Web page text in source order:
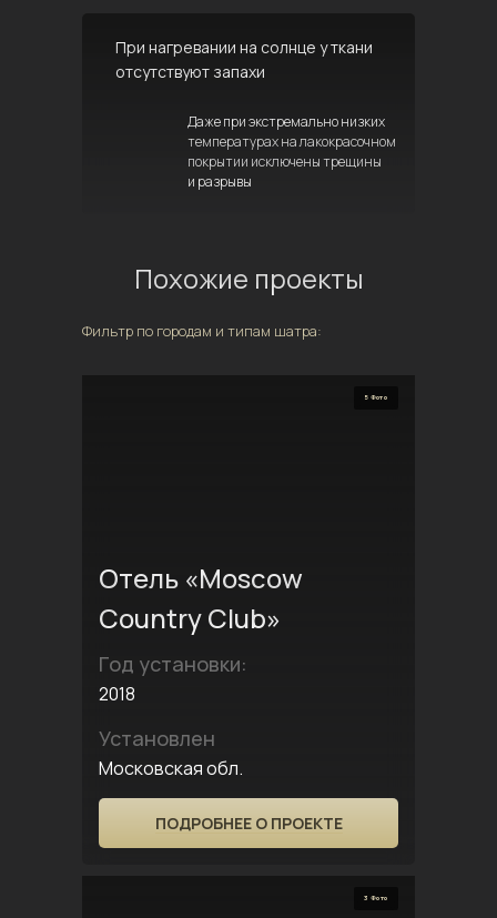
При нагревании на солнце у ткани
отсутствуют запахи
Даже при экстремально низких
температурах на лакокрасочном
покрытии исключены трещины
и разрывы
Похожие проекты
Фильтр по городам и типам шатра:
5 Фото
Отель «Moscow
Country Club»
Год установки:
2018
Установлен
Московская обл.
ПОДРОБНЕЕ О ПРОЕКТЕ
3 Фото